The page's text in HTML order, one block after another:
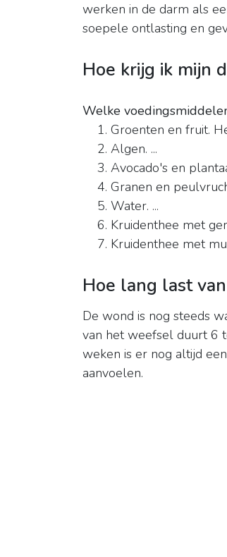
werken in de darm als
soepele ontlasting en
Hoe krijg ik mijn
Welke
Groenten en fruit.
Algen. ...
Avocado's en
Granen en
Water. ...
Kruidenthee met
Kruidenthee met
Hoe lang last
De wond is nog steeds
van het weefsel duurt 6
weken is er nog altijd
aanvoelen.